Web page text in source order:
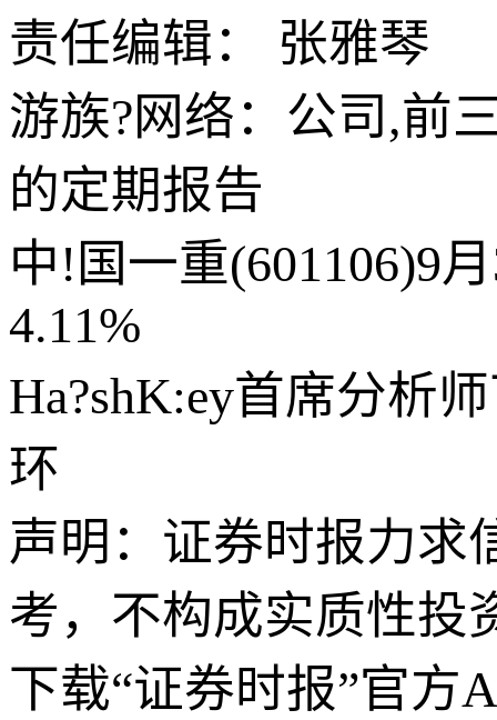
责任编辑： 张雅琴
游族?网络：公司,前
的定期报告
中!国一重(601106)9
4.11%
Ha?shK:ey首席分析
环
声明：证券时报力求
考，不构成实质性投
下载“证券时报”官方